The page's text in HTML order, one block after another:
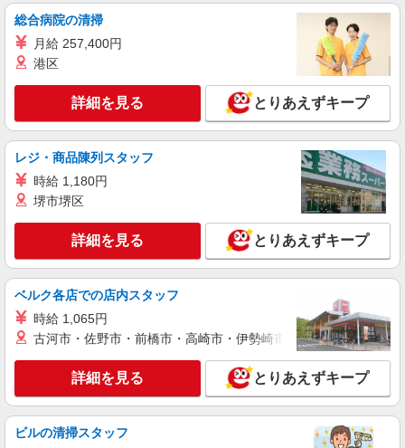
総合病院の清掃
月給 257,400円
港区
詳細を見る とりあえずキープ
レジ・商品陳列スタッフ
時給 1,180円
堺市堺区
詳細を見る とりあえずキープ
ベルク各店での店内スタッフ
時給 1,065円
古河市・佐野市・前橋市・高崎市・伊勢崎市・太田市・館林市
詳細を見る とりあえずキープ
ビルの清掃スタッフ